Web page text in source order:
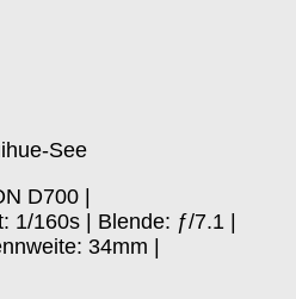
See
D700 |
1/160s | Blende: ƒ/7.1 |
34mm |